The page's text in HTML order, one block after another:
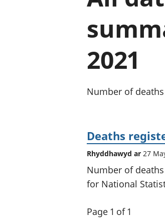
2021
Number of
Deaths
Rhyddhawyd ar 27
Number of
for National
Page 1 of 1